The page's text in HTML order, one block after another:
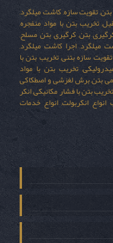
تقویت سازه, کاشت میلگرد,
تخریب بتن با مواد منفجره,
بتن, کرگیری بتن مسلح,
میلگرد, اجرا کاشت میلگرد,
سازه بتنی, تخریب بتن با
تخریب بتن با مواد
بتن, برش لغزشی و اصطکاکی
بتن با فشار مکانیکی, انکر
انکربولت, انواع خدمات